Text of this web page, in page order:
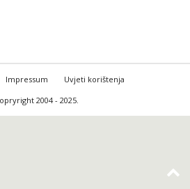
Impressum
Uvjeti korištenja
2004 - 2025.